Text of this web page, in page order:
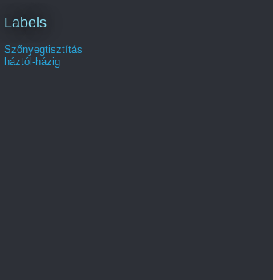
Labels
Szőnyegtisztítás
háztól-házig